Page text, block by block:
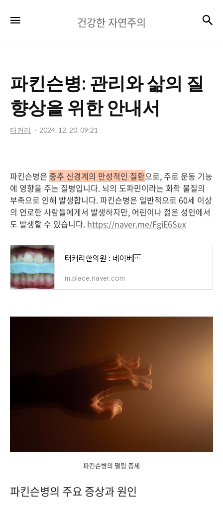
강
연
주
의
건강한 자연주의
파킨슨병: 관리와 삶의 질
향상을 위한 안내서
터커리 2024. 12. 20. 09:21
파킨슨병은 중추 신경계의 만성적인 질환으로, 주로 운동 기능
에 영향을 주는 질병입니다. 뇌의 도파민이라는 화학 물질의
부족으로 인해 발생합니다. 파킨슨병은 일반적으로 60세 이상
의 연로한 사람들에게서 발생하지만, 어린이나 젊은 성인에서
도 발생할 수 있습니다. https://naver.me/FgiE6Sux
터커리한의원 : 네이버
m.place.naver.com
파킨슨병의 떨림 증세
파킨슨병의 주요 증상과 원인